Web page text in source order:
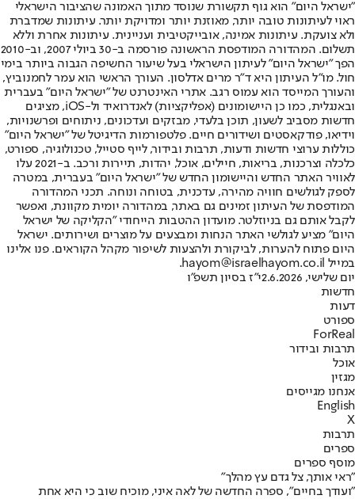
"ישראל היום" הוא גוף תקשורת שנוסד מתוך האמונה שהציבור הישראלי
ראוי לעיתונות טובה יותר, מאוזנת יותר ומדויקת יותר. עיתונות שמדברת
ולא צועקת. עיתונות אמינה, אובייקטיבית ועניינית. עיתונות אחרת וללא
תשלום. המהדורה המודפסת הראשונה פורסמה ב-30 ביולי 2007, וב-2010
הפך "ישראל היום" לעיתון הישראלי בעל שיעור החשיפה הגבוה ביותר בימי
חול. מו"ל העיתון היא ד"ר מרים אדלסון. העורך הראשי הוא עמר לחמנוביץ,
והעורך המייסד הוא עמוס רגב. אתרי האינטרנט של "ישראל היום" בעברית
ובאנגלית, כמו כן היישומונים (אפליקציות) לאנדרואיד ול-iOS, מציגים
חדשות מסביב לשעון, תוכן בלעדי, מבזקים ועדכונים, ניתוחים ופרשנויות,
וידיאו, פודקאסטים ושידורים חיים. פלטפורמות הדיגיטל של "ישראל היום"
כוללות ערוצי חדשות ודעות, תרבות ובידור, לייף סטייל, טכנולוגיה, ספורט,
כלכלה וצרכנות, בריאות, חיילים, אוכל, יהדות, תיירות ורכב. ב-2021 עלו
לאוויר האתר החדש והיישומון החדש של "ישראל היום" בעברית, במטרה
לספק לגולשים חוויה מהירה, עדכנית, בטוחה ונוחה. תכני המהדורה
המודפסת של העיתון זמינים גם באתר, במהדורה יומית מקוונת, ואפשר
לקבל אותם גם בניוזלטר. מועדון ההטבות הייחודי "הקליקה של ישראל
היום" מציע לגולשי האתר הנחות ומבצעים על מוצרים ושירותים. ישראל
היום פתוח להערות, לביקורת ולהצעות לשיפור מקהל הקוראים. פנו אלינו
במייל hayom@israelhayom.co.il.
יום שלישי, 2.6.2026
י"ז בסיון תשפ"ו
חדשות
דעות
ספורט
ForReal
תרבות ובידור
אוכל
מגזין
אנחנו מגייסים
English
X
תרבות
ספרים
מוסף ספרים
"ראי אותך, צל גדם עץ מהלך"
"ועודך בחיים", ספרה החדשה של לאה איני, מוכיח שוב כי היא אחת